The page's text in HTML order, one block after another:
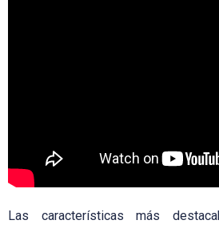
Las características más